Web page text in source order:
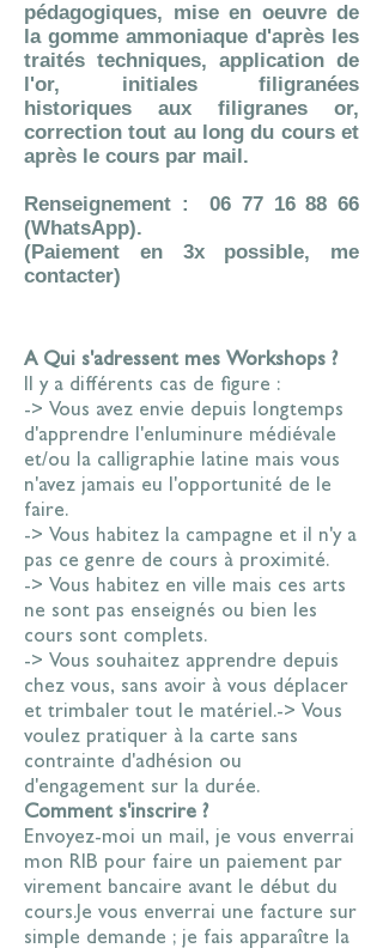
pédagogiques, mise en oeuvre de
la gomme ammoniaque d'après les
traités techniques, application de
l'or, initiales filigranées
historiques aux filigranes or,
correction tout au long du cours et
après le cours par mail.
Renseignement : 06 77 16 88 66
(WhatsApp).
(Paiement en 3x possible, me
contacter)
A Qui s'adressent mes Workshops ?
Il y a différents cas de figure :
-> Vous avez envie depuis longtemps
d'apprendre l'enluminure médiévale
et/ou la calligraphie latine mais vous
n'avez jamais eu l'opportunité de le
faire.
-> Vous habitez la campagne et il n'y a
pas ce genre de cours à proximité.
-> Vous habitez en ville mais ces arts
ne sont pas enseignés ou bien les
cours sont complets.
-> Vous souhaitez apprendre depuis
chez vous, sans avoir à vous déplacer
et trimbaler tout le matériel.-> Vous
voulez pratiquer à la carte sans
contrainte d'adhésion ou
d'engagement sur la durée.
Comment s'inscrire ?
Envoyez-moi un mail, je vous enverrai
mon RIB pour faire un paiement par
virement bancaire avant le début du
cours. Je vous enverrai une facture sur
simple demande ; je fais apparaître la